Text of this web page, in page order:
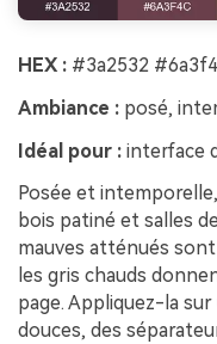
HEX : #3a2532
Ambiance : posé,
Idéal pour : interface
Posée et
bois patiné et salles
mauves atténués
les gris chauds
page. Appliquez-la
douces, des